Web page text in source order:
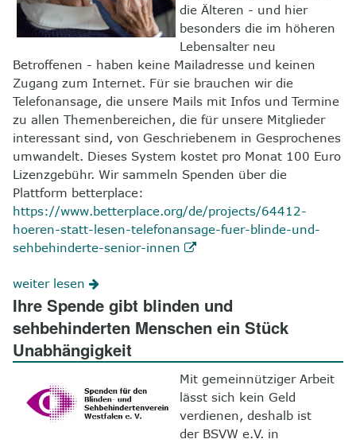
die Älteren - und hier
besonders die im höheren
Lebensalter neu
Betroffenen - haben keine Mailadresse und keinen
Zugang zum Internet. Für sie brauchen wir die
Telefonansage, die unsere Mails mit Infos und Termine
zu allen Themenbereichen, die für unsere Mitglieder
interessant sind, von Geschriebenem in Gesprochenes
umwandelt. Dieses System kostet pro Monat 100 Euro
Lizenzgebühr. Wir sammeln Spenden über die
Plattform betterplace:
https://www.betterplace.org/de/projects/64412-
hoeren-statt-lesen-telefonansage-fuer-blinde-und-
sehbehinderte-senior-innen
weiter lesen
Ihre Spende gibt blinden und
sehbehinderten Menschen ein Stück
Unabhängigkeit
Mit gemeinnütziger Arbeit
lässt sich kein Geld
verdienen, deshalb ist
der BSVW e.V. in